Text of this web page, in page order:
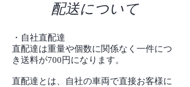
配送について
・自社直配達
直配達は重量や個数に関係なく一件につ
き送料が700円になります。
直配達とは、自社の車両で直接お客様に